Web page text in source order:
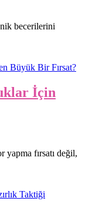
becerilerini
İçin
yapma fırsatı değil,